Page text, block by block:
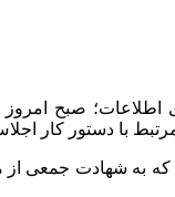
صبح
به شهادت جمعی از